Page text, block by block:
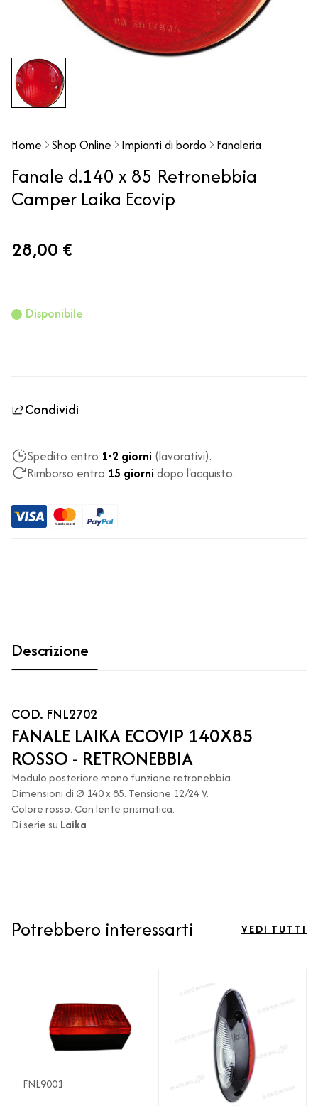
Home Shop Online Impianti di bordo Fanaleria
Fanale d.140 x 85 Retronebbia
Camper Laika Ecovip
28,00 €
Disponibile
Condividi
Spedito entro 1-2 giorni (lavorativi).
Rimborso entro 15 giorni dopo l'acquisto.
Descrizione
COD. FNL2702
FANALE LAIKA ECOVIP 140X85
ROSSO - RETRONEBBIA
Modulo posteriore mono funzione retronebbia.
Dimensioni di Ø 140 x 85. Tensione 12/24 V.
Colore rosso. Con lente prismatica.
Di serie su Laika
Potrebbero interessarti VEDI TUTTI
FNL9001